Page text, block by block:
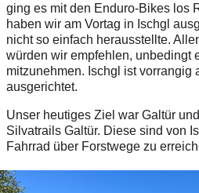
ging es mit den Enduro-Bikes los
haben wir am Vortag in Ischgl
nicht so einfach herausstellte.
würden wir empfehlen, unbedingt
mitzunehmen. Ischgl ist vorrangig
ausgerichtet.
Unser heutiges Ziel war Galtür
Silvatrails Galtür. Diese sind von
Fahrrad über Forstwege zu